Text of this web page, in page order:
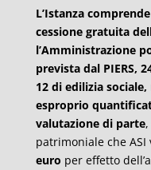
L’Istanza
cessione gratuita
l’Amministrazione
prevista dal PIERS,
12 di edilizia
esproprio
valutazione di parte,
patrimoniale che
euro per effetto